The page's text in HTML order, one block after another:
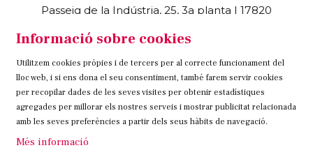
Passeig de la Indústria, 25, 3a planta | 17820
972 58 18 48 | 972 57 00 50
Sitemap Avís Legal Ús de Cookies Contacteu
Link a instagram
Link a twitter
Link a facebook
Informació sobre cookies
Utilitzem cookies pròpies i de tercers per al correcte funcionament del
lloc web, i si ens dona el seu consentiment, també farem servir cookies
per recopilar dades de les seves visites per obtenir estadístiques
agregades per millorar els nostres serveis i mostrar publicitat relacionada
amb les seves preferències a partir dels seus hàbits de navegació.
Més informació